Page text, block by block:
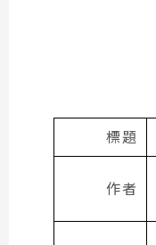
標題
作者